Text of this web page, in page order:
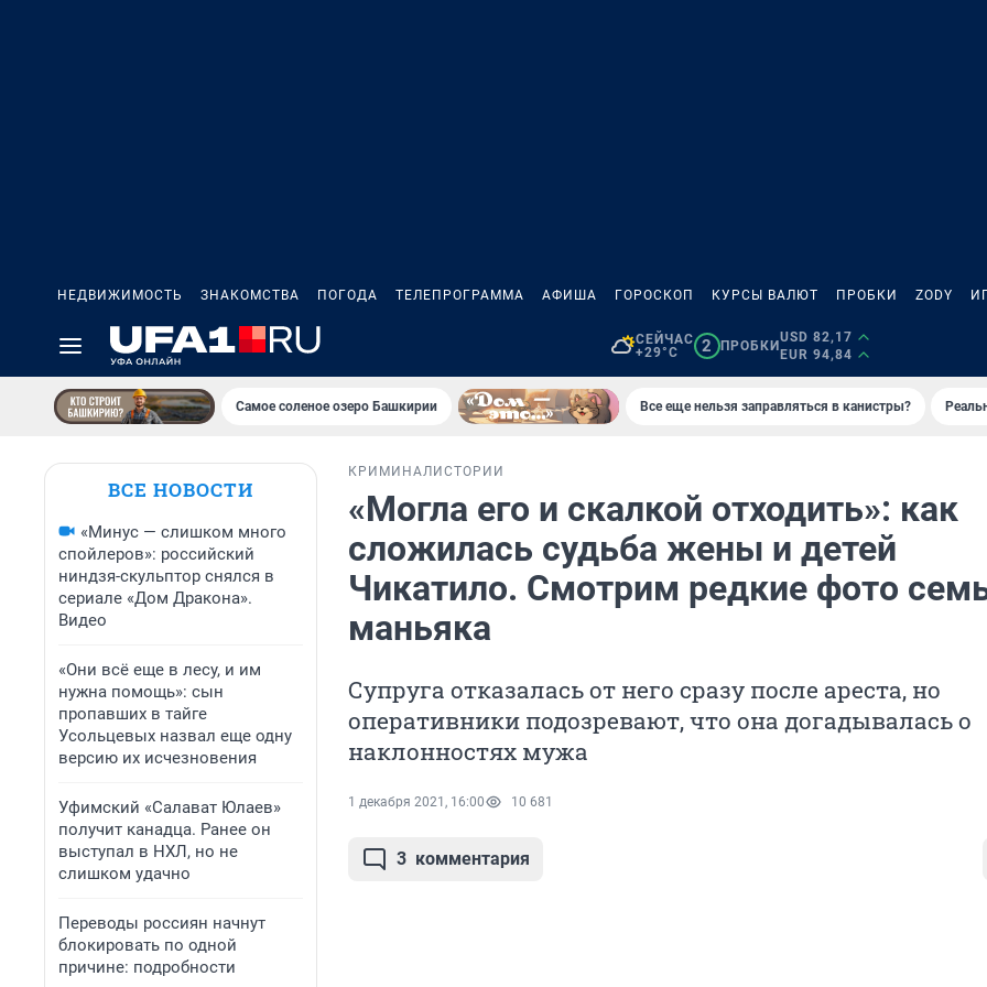
НЕДВИЖИМОСТЬ ЗНАКОМСТВА ПОГОДА ТЕЛЕПРОГРАММА АФИША ГОРОСКОП КУРСЫ ВАЛЮТ ПРОБКИ ZODY
СЕЙЧАС
+29°C
2 ПРОБКИ
USD 82,17
EUR 94,84
Самое соленое озеро Башкирии Все еще нельзя заправляться в канистры?
ВСЕ НОВОСТИ
«Минус — слишком много
спойлеров»: российский
ниндзя-скульптор снялся в
сериале «Дом Дракона».
Видео
«Они всё еще в лесу, и им
нужна помощь»: сын
пропавших в тайге
Усольцевых назвал еще одну
версию их исчезновения
Уфимский «Салават Юлаев»
получит канадца. Ранее он
выступал в НХЛ, но не
слишком удачно
Переводы россиян начнут
блокировать по одной
причине: подробности
КРИМИНАЛ ИСТОРИИ
«Могла его и скалкой отходить»: как
сложилась судьба жены и детей
Чикатило. Смотрим редкие фото
маньяка
Супруга отказалась от него сразу после ареста, но
оперативники подозревают, что она догадывалась о
наклонностях мужа
1 декабря 2021, 16:00 10 681
3 комментария